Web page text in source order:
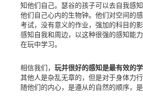
知他们自己。瑟谷的孩子可以去自我感
他们自己心内的生物钟。他们对空间的
考试，没有意义的作业，强加的科目的
感知自我和周边，以这种很强的感知能
在玩中学习。
相信我们， 玩并很好的感知是最有效的
其他人是杂乱无章的，但是对于身体力
随他们的内心，是遵从的自然的顺序，是